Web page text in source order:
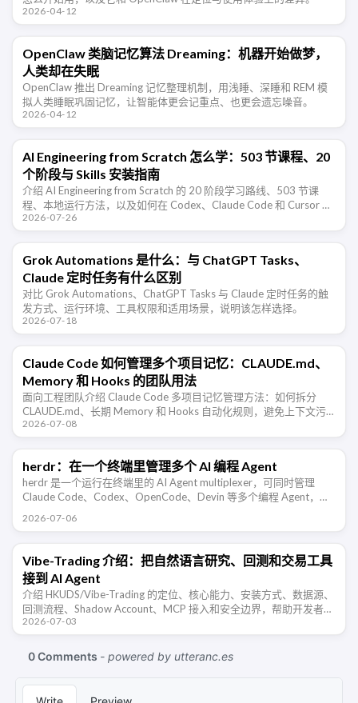
2026-04-12
OpenClaw 类脑记忆算法 Dreaming：机器开始做梦，
人类却在失眠
OpenClaw 推出 Dreaming 记忆整理机制，用浅睡、深睡和 REM 模
拟人类睡眠巩固记忆，让智能体更会记重点、也更会遗忘噪音。
2026-04-12
AI Engineering from Scratch 怎么学：503 节课程、20
个阶段与 Skills 安装指南
介绍 AI Engineering from Scratch 的 20 阶段学习路线、503 节课
程、本地运行方法，以及如何在 Codex、Claude Code 和 Cursor 中
安装配套 …
2026-07-26
Grok Automations 是什么：与 ChatGPT Tasks、
Claude 定时任务有什么区别
对比 Grok Automations、ChatGPT Tasks 与 Claude 定时任务的触
发方式、运行环境、工具权限和适用场景，说明该怎样选择。
2026-07-18
Claude Code 如何管理多个项目记忆：CLAUDE.md、
Memory 和 Hooks 的团队用法
面向工程团队介绍 Claude Code 多项目记忆管理方法：如何拆分
CLAUDE.md、长期 Memory 和 Hooks 自动化规则，避免上下文污
染，让 AI 编程助手在不同仓库里稳定协作。
2026-07-08
herdr：在一个终端里管理多个 AI 编程 Agent
herdr 是一个运行在终端里的 AI Agent multiplexer，可同时管理
Claude Code、Codex、OpenCode、Devin 等多个编程 Agent，并
2026-07-06
Vibe-Trading 介绍：把自然语言研究、回测和交易工具
接到 AI Agent
介绍 HKUDS/Vibe-Trading 的定位、核心能力、安装方式、数据源、
回测流程、Shadow Account、MCP 接入和安全边界，帮助开发者判
断它适合哪些交易研究场景。
2026-07-03